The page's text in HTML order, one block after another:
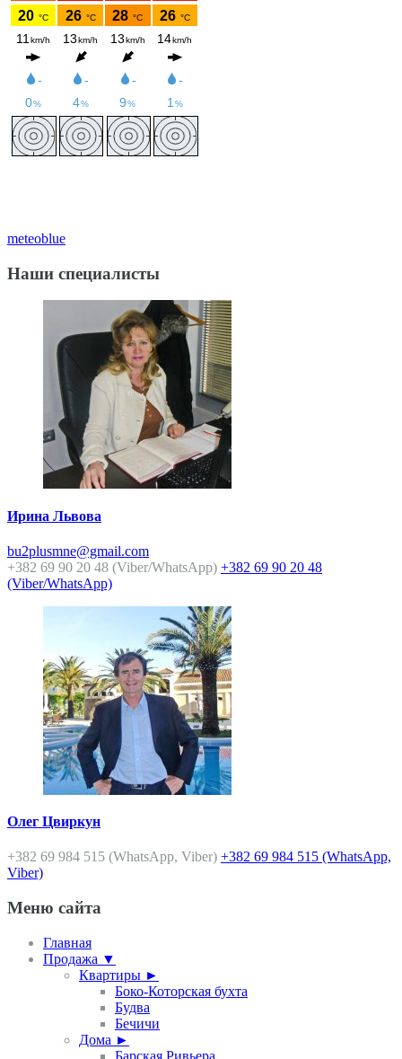
meteoblue
Наши специалисты
Ирина Львова
bu2plusmne@gmail.com
+382 69 90 20 48 (Viber/WhatsApp) +382 69 90 20 48
(Viber/WhatsApp)
Олег Цвиркун
+382 69 984 515 (WhatsApp, Viber) +382 69 984 515 (WhatsApp,
Viber)
Меню сайта
Главная
Продажа ▼
Квартиры ►
Боко-Которская бухта
Будва
Бечичи
Дома ►
Барская Ривьера